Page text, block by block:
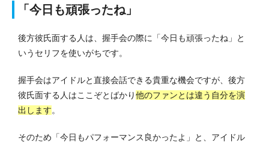
「今日も頑張ったね」
後方彼氏面する人は、握手会の際に「今日も頑張ったね」と
いうセリフを使いがちです。
握手会はアイドルと直接会話できる貴重な機会ですが、後方
彼氏面する人はここぞとばかり他のファンとは違う自分を演
出します。
そのため「今日もパフォーマンス良かったよ」と、アイドル